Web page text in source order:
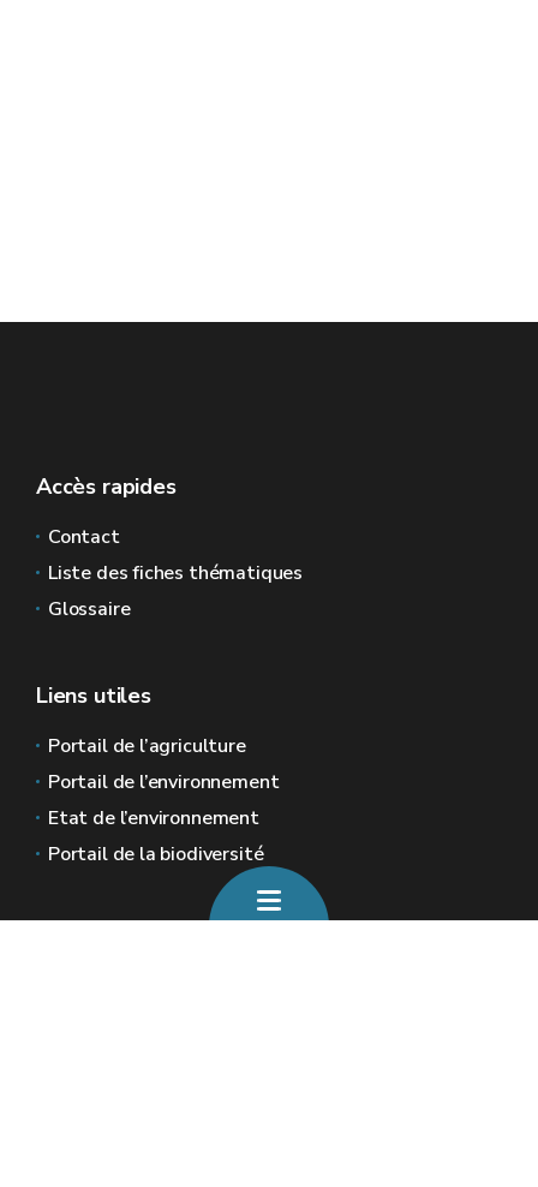
Accès rapides
Contact
Liste des fiches thématiques
Glossaire
Liens utiles
Portail de l’agriculture
Portail de l’environnement
Etat de l’environnement
Portail de la biodiversité